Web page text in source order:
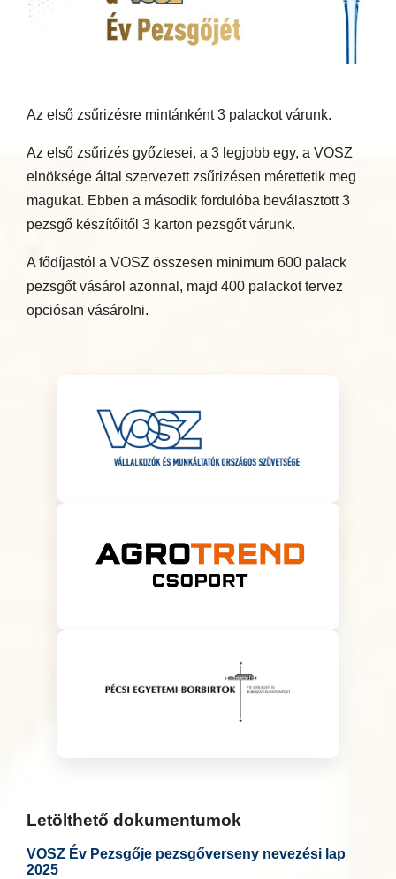
Az első zsűrizésre mintánként 3 palackot várunk.
Az első zsűrizés győztesei, a 3 legjobb egy, a VOSZ
elnöksége által szervezett zsűrizésen mérettetik meg
magukat. Ebben a második fordulóba beválasztott 3
pezsgő készítőitől 3 karton pezsgőt várunk.
A fődíjastól a VOSZ összesen minimum 600 palack
pezsgőt vásárol azonnal, majd 400 palackot tervez
opciósan vásárolni.
Letölthető dokumentumok
VOSZ Év Pezsgője pezsgőverseny nevezési lap
2025